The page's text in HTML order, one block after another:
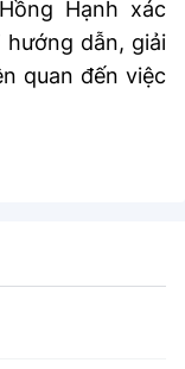
English
(MST)
Hạnh xác
hướng dẫn, giải
quan đến việc